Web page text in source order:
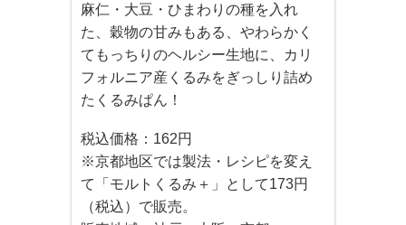
麻仁・大豆・ひまわりの種を入れ
た、穀物の甘みもある、やわらかく
てもっちりのヘルシー生地に、カリ
フォルニア産くるみをぎっしり詰め
たくるみぱん！
税込価格：162円
※京都地区では製法・レシピを変え
て「モルトくるみ＋」として173円
（税込）で販売。